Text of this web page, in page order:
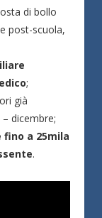
di bollo
post-scuola,
;
già
dicembre;
fino a 25mila
.